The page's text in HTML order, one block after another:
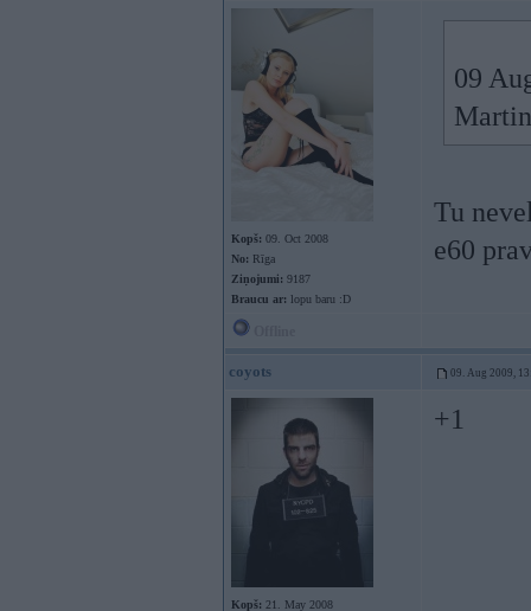
Kopš: 09. Oct 2008
No: Rīga
Ziņojumi: 9187
Braucu ar: lopu baru :D
09
Tu
e60
coyots 09. Aug 2009,
Kopš: 21. May 2008
+1